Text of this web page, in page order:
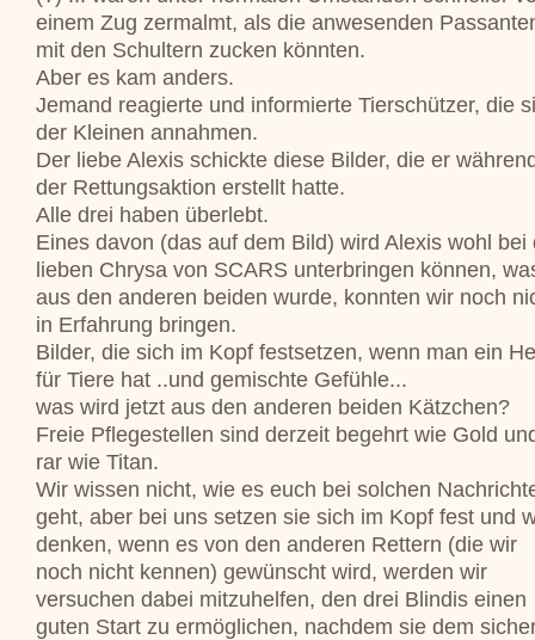
einem Zug zermalmt, als die anwesenden
mit den Schultern zucken könnten.
Aber es kam anders.
Jemand reagierte und informierte Tierschützer, die
der Kleinen annahmen.
Der liebe Alexis schickte diese Bilder, die er
der Rettungsaktion erstellt hatte.
Alle drei haben überlebt.
Eines davon (das auf dem Bild) wird Alexis wohl bei
lieben Chrysa von SCARS unterbringen können,
aus den anderen beiden wurde, konnten wir noch
in Erfahrung bringen.
Bilder, die sich im Kopf festsetzen, wenn man ein
für Tiere hat ..und gemischte Gefühle...
was wird jetzt aus den anderen beiden Kätzchen?
Freie Pflegestellen sind derzeit begehrt wie Gold
rar wie Titan.
Wir wissen nicht, wie es euch bei solchen
geht, aber bei uns setzen sie sich im Kopf fest und
denken, wenn es von den anderen Rettern (die wir
noch nicht kennen) gewünscht wird, werden wir
versuchen dabei mitzuhelfen, den drei Blindis einen
guten Start zu ermöglichen, nachdem sie dem